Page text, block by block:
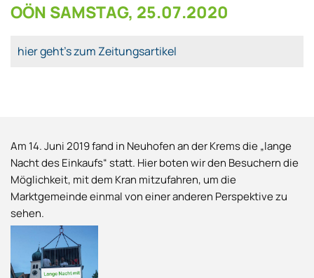
OÖN SAMSTAG, 25.07.2020
hier geht's zum Zeitungsartikel
Am 14. Juni 2019 fand in Neuhofen an der Krems die „lange
Nacht des Einkaufs“ statt. Hier boten wir den Besuchern die
Möglichkeit, mit dem Kran mitzufahren, um die
Marktgemeinde einmal von einer anderen Perspektive zu
sehen.